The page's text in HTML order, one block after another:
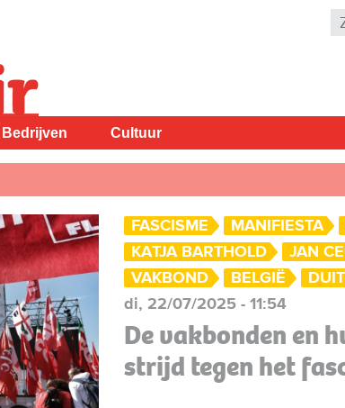
Bedrijven Cultuur
FASCISME MANIFIESTA
KATJA BARTHOLD
JAN
VAKBOND
BELGIË
di, 22/07/2025 - 11:54
De vakbonden en
strijd tegen het